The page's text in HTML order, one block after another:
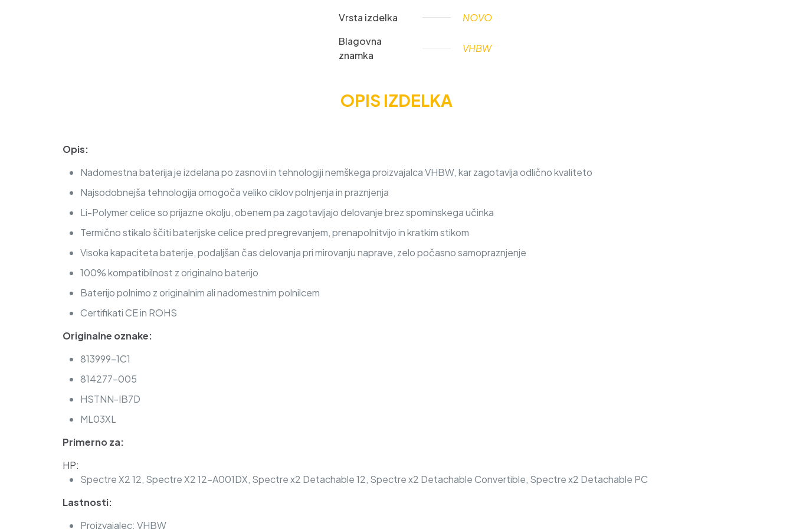
Vrsta izdelka
NOVO
Blagovna
znamka
VHBW
OPIS IZDELKA
Opis:
Nadomestna baterija je izdelana po zasnovi in tehnologiji nemškega proizvajalca VHBW, kar zagotavlja odlično kvaliteto
Najsodobnejša tehnologija omogoča veliko ciklov polnjenja in praznjenja
Li-Polymer celice so prijazne okolju, obenem pa zagotavljajo delovanje brez spominskega učinka
Termično stikalo ščiti baterijske celice pred pregrevanjem, prenapolnitvijo in kratkim stikom
Visoka kapaciteta baterije, podaljšan čas delovanja pri mirovanju naprave, zelo počasno samopraznjenje
100% kompatibilnost z originalno baterijo
Baterijo polnimo z originalnim ali nadomestnim polnilcem
Certifikati CE in ROHS
Originalne oznake:
813999-1C1
814277-005
HSTNN-IB7D
ML03XL
Primerno za:
HP:
Spectre X2 12, Spectre X2 12-A001DX, Spectre x2 Detachable 12, Spectre x2 Detachable Convertible, Spectre x2 Detachable PC
Lastnosti:
Proizvajalec: VHBW